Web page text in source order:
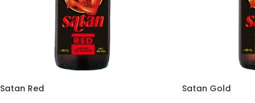
Satan Red Satan Gold